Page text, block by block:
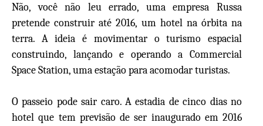
Não, você não leu errado, uma empresa Russa
pretende construir até 2016, um hotel na órbita na
terra. A ideia é movimentar o turismo espacial
construindo, lançando e operando a Commercial
Space Station, uma estação para acomodar turistas.
O passeio pode sair caro. A estadia de cinco dias no
hotel que tem previsão de ser inaugurado em 2016